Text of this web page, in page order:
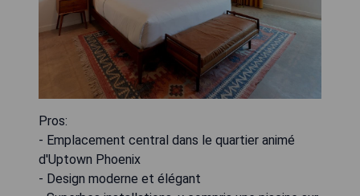
Pros:
- Emplacement central dans le quartier animé
d'Uptown Phoenix
- Design moderne et élégant